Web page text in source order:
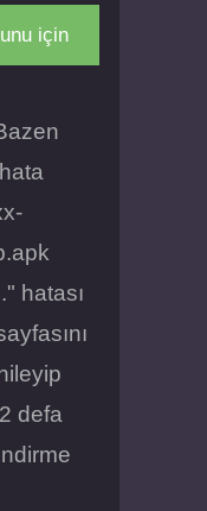
için
hatası
defa